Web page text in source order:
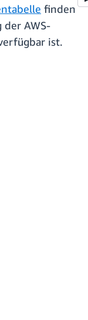
finden
der AWS-
ist.